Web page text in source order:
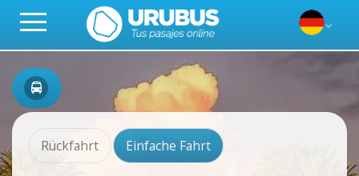
Rückfahrt Einfache Fahrt